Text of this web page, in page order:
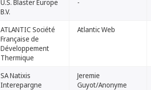
U.S. Blaster Europe
B.V.
-
ATLANTIC Société
Française de
Développement
Thermique
Atlantic Web
SA Natixis
Interepargne
Jeremie
Guyot/Anonyme